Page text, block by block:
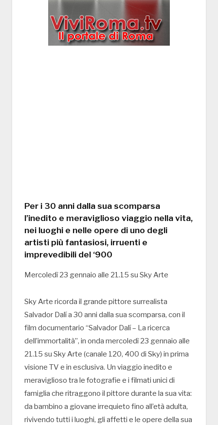
Per i 30 anni dalla sua scomparsa
l’inedito e meraviglioso viaggio nella vita,
nei luoghi e nelle opere di uno degli
artisti più fantasiosi, irruenti e
imprevedibili del ‘900
Mercoledì 23 gennaio alle 21.15 su Sky Arte
Sky Arte ricorda il grande pittore surrealista
Salvador Dalí a 30 anni dalla sua scomparsa, con il
film documentario “Salvador Dalí – La ricerca
dell’immortalità”, in onda mercoledì 23 gennaio alle
21.15 su Sky Arte (canale 120, 400 di Sky) in prima
visione TV e in esclusiva. Un viaggio inedito e
meraviglioso tra le fotografie e i filmati unici di
famiglia che ritraggono il pittore durante la sua vita:
da bambino a giovane irrequieto fino all’età adulta,
rivivendo tutti i luoghi, gli affetti e le opere della sua